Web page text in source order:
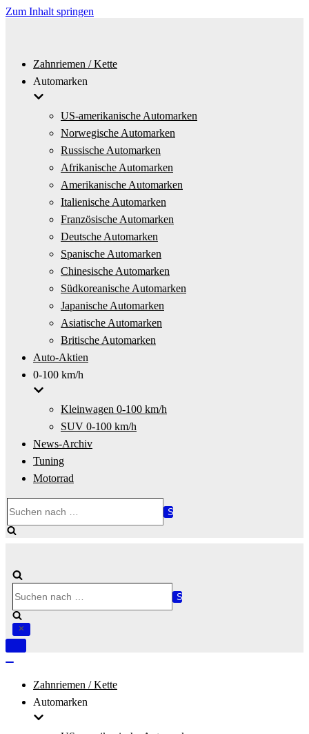
Zum Inhalt springen
Zahnriemen / Kette
Automarken
US-amerikanische Automarken
Norwegische Automarken
Russische Automarken
Afrikanische Automarken
Amerikanische Automarken
Italienische Automarken
Französische Automarken
Deutsche Automarken
Spanische Automarken
Chinesische Automarken
Südkoreanische Automarken
Japanische Automarken
Asiatische Automarken
Britische Automarken
Auto-Aktien
0-100 km/h
Kleinwagen 0-100 km/h
SUV 0-100 km/h
News-Archiv
Tuning
Motorrad
nach …
nach …
Navigation
Zahnriemen / Kette
Automarken